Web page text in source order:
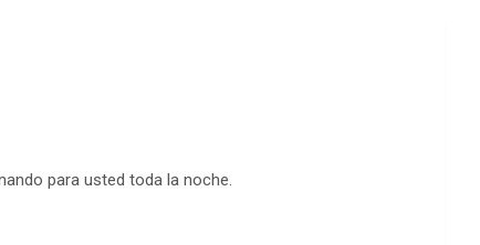
para usted toda la noche.